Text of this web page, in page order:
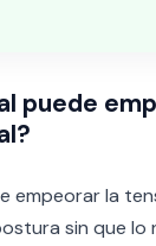
puede
empeorar la
sin que lo